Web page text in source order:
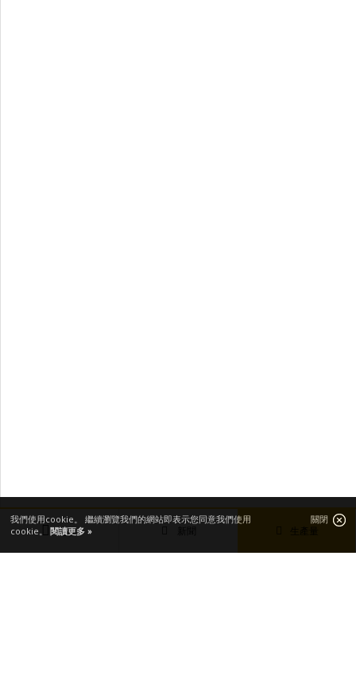
我們使用cookie。 繼續瀏覽我們的網站即表示您同意我們使用
cookie。閱讀更多 »
關閉
主要 生產量